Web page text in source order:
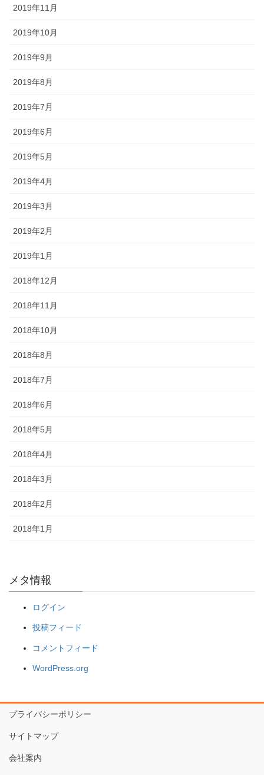
2019年11月
2019年10月
2019年9月
2019年8月
2019年7月
2019年6月
2019年5月
2019年4月
2019年3月
2019年2月
2019年1月
2018年12月
2018年11月
2018年10月
2018年8月
2018年7月
2018年6月
2018年5月
2018年4月
2018年3月
2018年2月
2018年1月
メタ情報
ログイン
投稿フィード
コメントフィード
WordPress.org
プライバシーポリシー
サイトマップ
会社案内